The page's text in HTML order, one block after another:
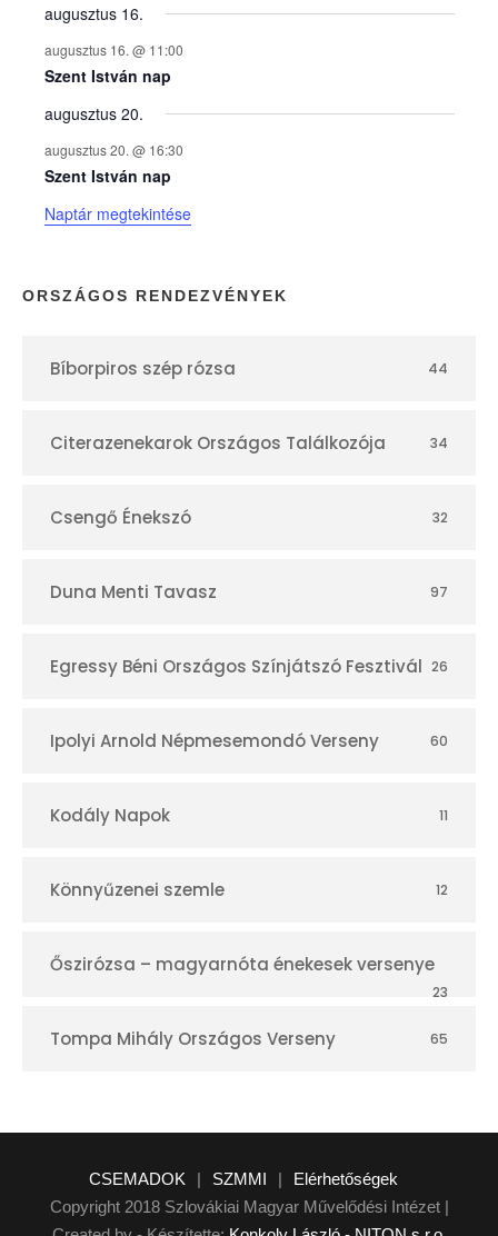
y
e
k
n
a
p
r
augusztus 16.
augusztus 16. @ 11:00
Szent István nap
augusztus 20.
augusztus 20. @ 16:30
Szent István nap
Naptár megtekintése
ORSZÁGOS RENDEZVÉNYEK
Bíborpiros szép rózsa 44
Citerazenekarok Országos Találkozója 34
Csengő Énekszó 32
Duna Menti Tavasz 97
Egressy Béni Országos Színjátszó Fesztivál 26
Ipolyi Arnold Népmesemondó Verseny 60
Kodály Napok 11
Könnyűzenei szemle 12
Őszirózsa – magyarnóta énekesek versenye
23
Tompa Mihály Országos Verseny 65
CSEMADOK | SZMMI |
Elérhetőségek
Copyright 2018 Szlovákiai Magyar Művelődési Intézet |